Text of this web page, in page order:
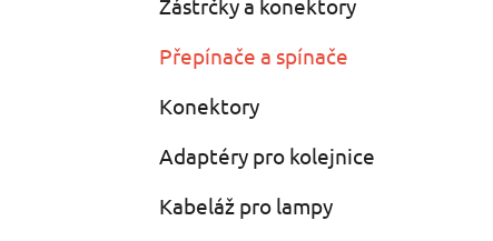
Zástrčky a konektory
Přepínače a spínače
Konektory
Adaptéry pro kolejnice
Kabeláž pro lampy